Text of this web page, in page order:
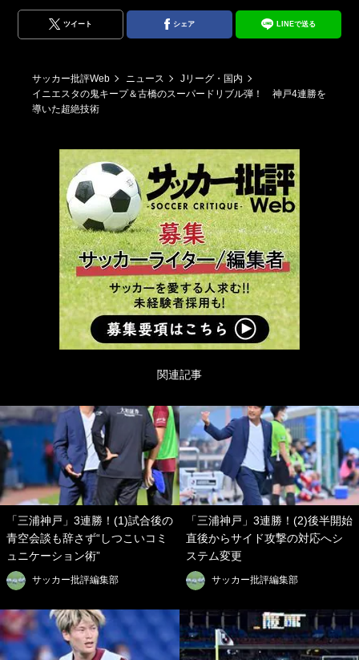
ツイート シェア LINEで送る
サッカー批評Web ニュース
Jリーグ・国内
イニエスタの鬼キープ＆古橋のスーパードリブル弾！ 神戸4連勝を
導いた超絶技術
関連記事
「三浦神戸」3連勝！(1)試合後の
青空会談も辞さず“しつこいコミ
ュニケーション術”
サッカー批評編集部
「三浦神戸」3連勝！(2)後半開始
直後からサイド攻撃の対応へシ
ステム変更
サッカー批評編集部